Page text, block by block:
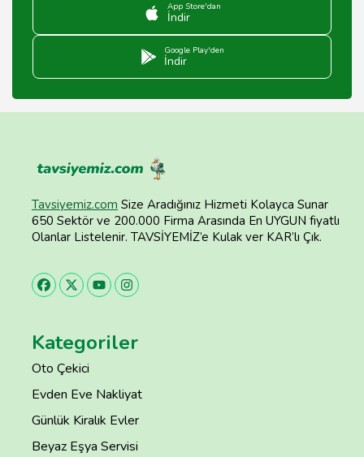
App Store'dan
İndir
Google Play'den
İndir
Tavsiyemiz.com Size Aradığınız Hizmeti Kolayca Sunar
650 Sektör ve 200.000 Firma Arasında En UYGUN fiyatlı
Olanlar Listelenir. TAVSİYEMİZ’e Kulak ver KAR’lı Çık.
Kategoriler
Oto Çekici
Evden Eve Nakliyat
Günlük Kiralık Evler
Beyaz Eşya Servisi